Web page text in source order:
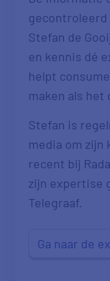
Stefan de
en kennis dé
helpt
maken als het
Stefan is
media om zijn
recent bij
zijn expertise
Telegraaf.
Ga naar de